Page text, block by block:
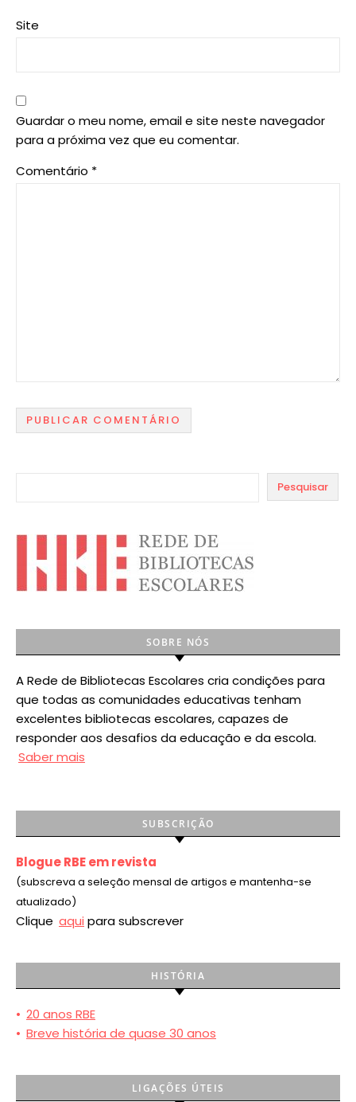
Site
Guardar o meu nome, email e site neste navegador
para a próxima vez que eu comentar.
Comentário *
Pesquisar
SOBRE NÓS
A Rede de Bibliotecas Escolares cria condições para
que todas as comunidades educativas tenham
excelentes bibliotecas escolares, capazes de
responder aos desafios da educação e da escola.
Saber mais
SUBSCRIÇÃO
Blogue RBE em revista
(subscreva a seleção mensal de artigos e mantenha-se
atualizado)
Clique aqui para subscrever
HISTÓRIA
• 20 anos RBE
• Breve história de quase 30 anos
LIGAÇÕES ÚTEIS